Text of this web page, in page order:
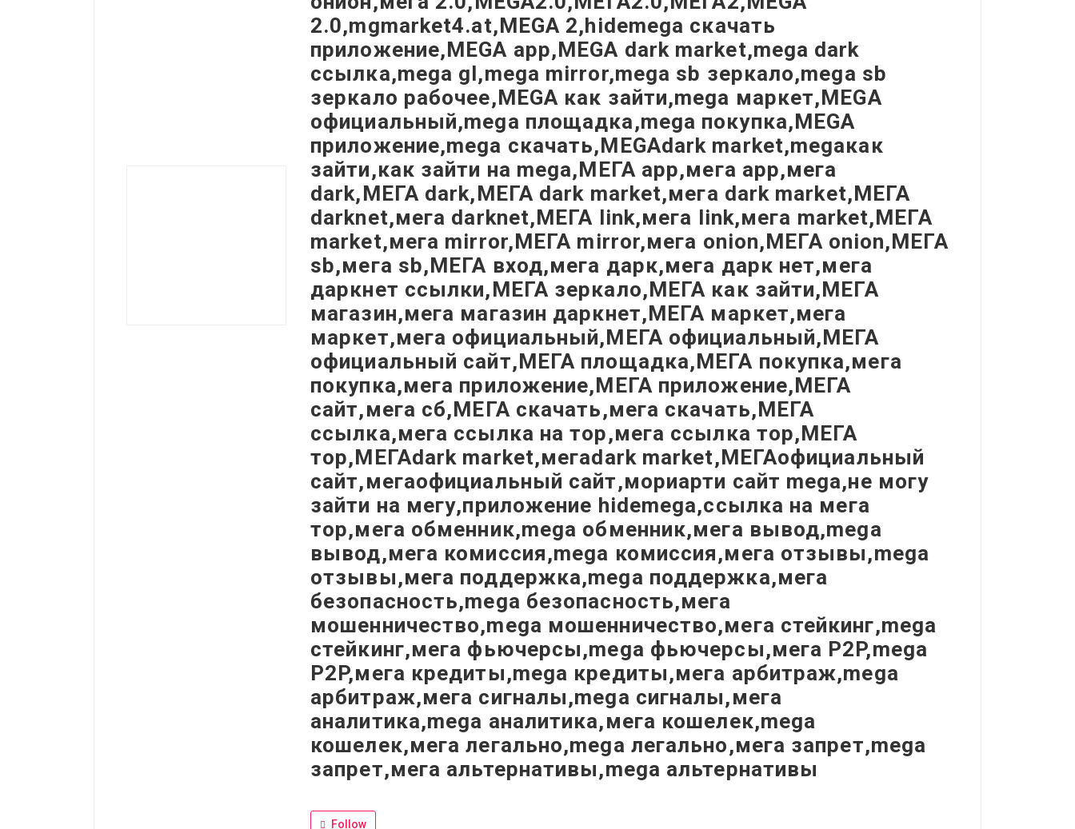
2.0,mgmarket4.at,MEGA 2,hidemega скачать
приложение,MEGA app,MEGA dark market,mega dark
ссылка,mega gl,mega mirror,mega sb зеркало,mega sb
зеркало рабочее,MEGA как зайти,mega маркет,MEGA
официальный,mega площадка,mega покупка,MEGA
приложение,mega скачать,MEGAdark market,megaкак
зайти,как зайти на mega,МЕГА app,мега app,мега
dark,МЕГА dark,МЕГА dark market,мега dark market,МЕГА
darknet,мега darknet,МЕГА link,мега link,мега market,МЕГА
market,мега mirror,МЕГА mirror,мега onion,МЕГА onion,МЕГА
sb,мега sb,МЕГА вход,мега дарк,мега дарк нет,мега
даркнет ссылки,МЕГА зеркало,МЕГА как зайти,МЕГА
магазин,мега магазин даркнет,МЕГА маркет,мега
маркет,мега официальный,МЕГА официальный,МЕГА
официальный сайт,МЕГА площадка,МЕГА покупка,мега
покупка,мега приложение,МЕГА приложение,МЕГА
сайт,мега сб,МЕГА скачать,мега скачать,МЕГА
ссылка,мега ссылка на тор,мега ссылка тор,МЕГА
тор,МЕГАdark market,мегаdark market,МЕГАофициальный
сайт,мегаофициальный сайт,мориарти сайт mega,не могу
зайти на мегу,приложение hidemega,ссылка на мега
тор,мега обменник,mega обменник,мега вывод,mega
вывод,мега комиссия,mega комиссия,мега отзывы,mega
отзывы,мега поддержка,mega поддержка,мега
безопасность,mega безопасность,мега
мошенничество,mega мошенничество,мега стейкинг,mega
стейкинг,мега фьючерсы,mega фьючерсы,мега P2P,mega
P2P,мега кредиты,mega кредиты,мега арбитраж,mega
арбитраж,мега сигналы,mega сигналы,мега
аналитика,mega аналитика,мега кошелек,mega
кошелек,мега легально,mega легально,мега запрет,mega
запрет,мега альтернативы,mega альтернативы
Follow